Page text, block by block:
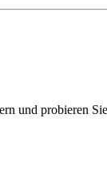
und probieren